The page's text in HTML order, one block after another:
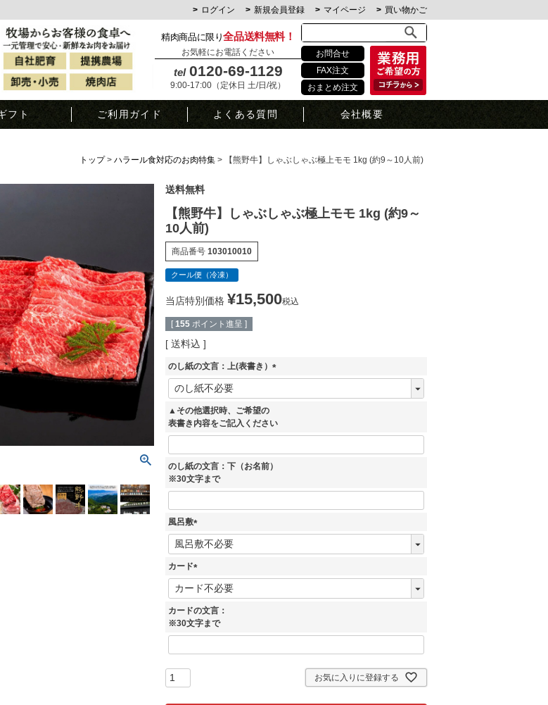
ログイン 新規会員登録 マイページ 買い物かご
精肉商品に限り全品送料無料！
お気軽にお電話ください
tel 0120-69-1129
9:00-17:00（定休日 土/日/祝）
お問合せ
FAX注文
おまとめ注文
フト ご利用ガイド よくある質問 会社概要
トップ ハラール食対応のお肉特集 【熊野牛】しゃぶしゃぶ極上モモ 1kg (約9～10人前)
送料無料
【熊野牛】しゃぶしゃぶ極上モモ 1kg (約9～
10人前)
商品番号 103010010
クール便（冷凍）
当店特別価格 ¥15,500税込
[ 155 ポイント進呈 ]
送料込
のし紙の文言：上(表書き）
(
▲その他選択時、ご希望の
表書き内容をご記入ください
のし紙の文言：下（お名前）
※30文字まで
風呂敷
(
必
須
カード
(
必
須
)
カードの文言：
※30文字まで
お気に入りに登録する